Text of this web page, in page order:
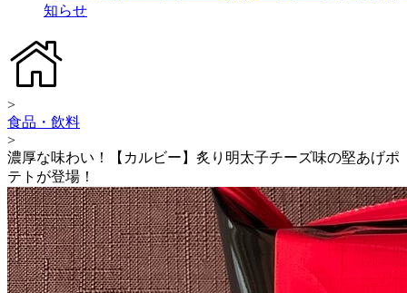
知らせ
>
食品・飲料
>
濃厚な味わい！【カルビー】炙り明太子チーズ味の堅あげポ
テトが登場！